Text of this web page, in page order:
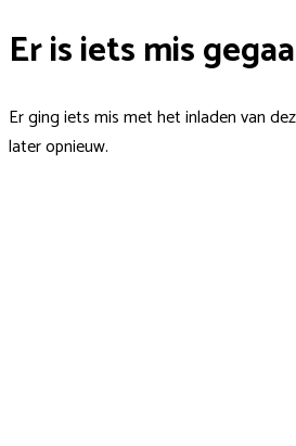
Er is iets mis
Er ging iets mis met het inladen van
later opnieuw.